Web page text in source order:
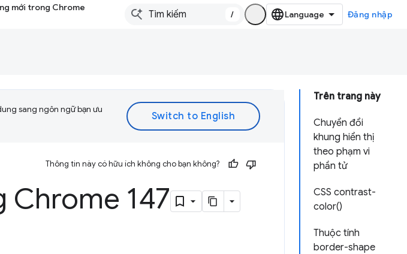
mới trong Chrome
/ Đăng nhập
Trên trang này
Chuyển đổi
khung hiển thị
theo phạm vi
phần tử
CSS contrast-
color()
Thuộc tính
border-shape
sang ngôn ngữ bạn ưu
Thông tin này có hữu ích không cho bạn không?
Chrome 147